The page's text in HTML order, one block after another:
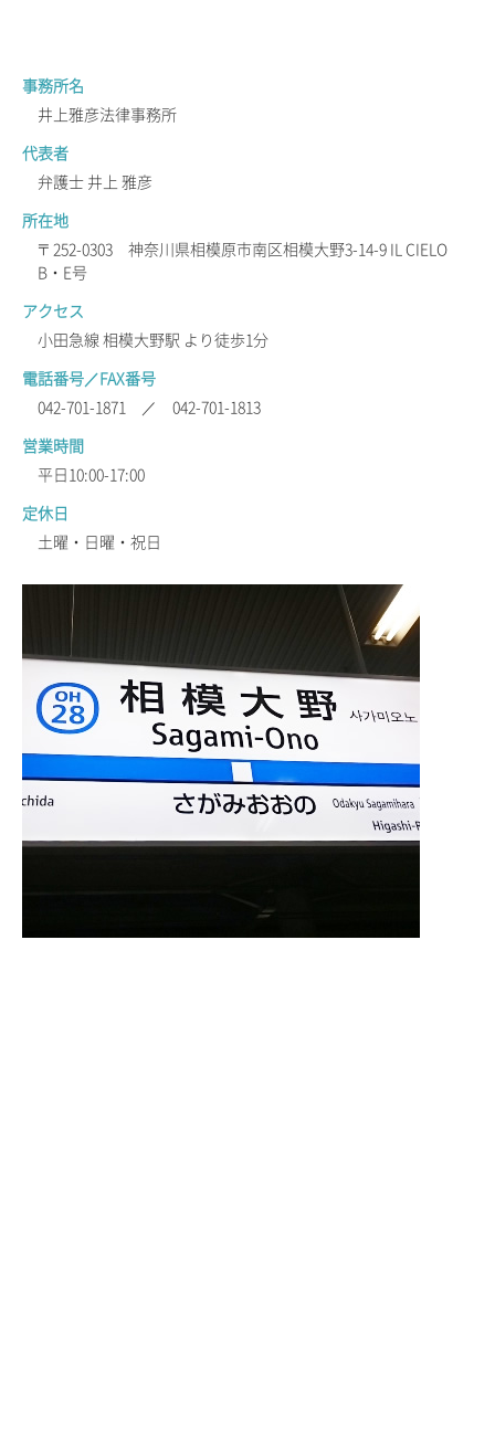
事務所名
井上雅彦法律事務所
代表者
弁護士 井上 雅彦
所在地
〒252-0303 神奈川県相模原市南区相模大野3-14-9 IL CIELO
B・E号
アクセス
小田急線 相模大野駅 より徒歩1分
電話番号／FAX番号
042-701-1871 ／ 042-701-1813
営業時間
平日10:00-17:00
定休日
土曜・日曜・祝日